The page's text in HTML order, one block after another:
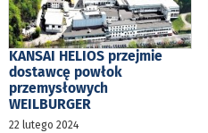
KANSAI HELIOS przejmie
dostawcę powłok
przemysłowych
WEILBURGER
22 lutego 2024